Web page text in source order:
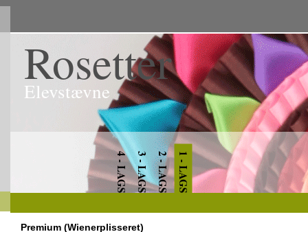
Rosetter
Elevstævne
1 - LAGS
2 - LAGS
3 - LAGS
4 - LAGS
Premium (Wienerplisseret)